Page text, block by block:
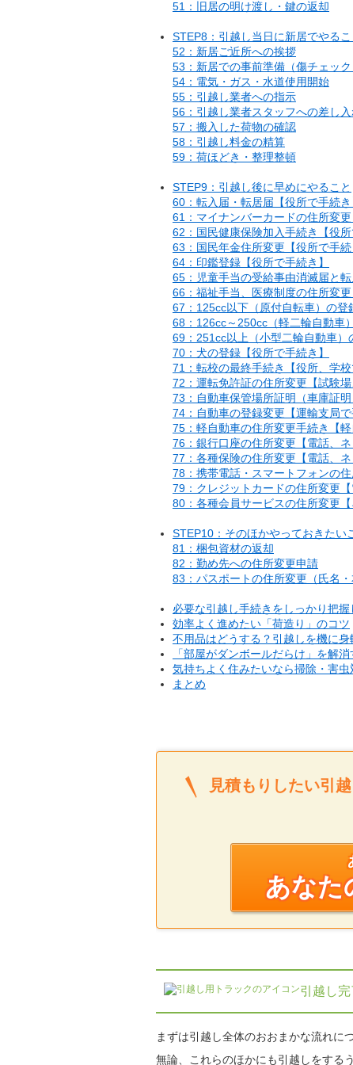
51：旧居の明け渡し・鍵の返却
STEP8：引越し当日に新居でやるこ
52：新居ご近所への挨拶
53：新居での事前準備（傷チェック
54：電気・ガス・水道使用開始
55：引越し業者への指示
56：引越し業者スタッフへの差し
57：搬入した荷物の確認
58：引越し料金の精算
59：荷ほどき・整理整頓
STEP9：引越し後に早めにやること
60：転入届・転居届【役所で手続き
61：マイナンバーカードの住所変更
62：国民健康保険加入手続き【役所
63：国民年金住所変更【役所で手続
64：印鑑登録【役所で手続き】
65：児童手当の受給事由消滅届と転
66：福祉手当、医療制度の住所変更
67：125cc以下（原付自転車）の登
68：126cc～250cc（軽二輪自動車
69：251cc以上（小型二輪自動車）
70：犬の登録【役所で手続き】
71：転校の最終手続き【役所、学校
72：運転免許証の住所変更【試験
73：自動車保管場所証明（車庫証
74：自動車の登録変更【運輸支局で
75：軽自動車の住所変更手続き【軽
76：銀行口座の住所変更【電話、
77：各種保険の住所変更【電話、ネ
78：携帯電話・スマートフォンの
79：クレジットカードの住所変更【
80：各種会員サービスの住所変更
STEP10：そのほかやっておきたい
81：梱包資材の返却
82：勤め先への住所変更申請
83：パスポートの住所変更（氏名・
必要な引越し手続きをしっかり把握
効率よく進めたい「荷造り」のコツ
不用品はどうする？引越しを機に身
「部屋がダンボールだらけ」を解
気持ちよく住みたいなら掃除・害虫
まとめ
見積もりしたい引
あなた
引越し
まずは引越し全体のおおまかな流れに
無論、これらのほかにも引越しをする